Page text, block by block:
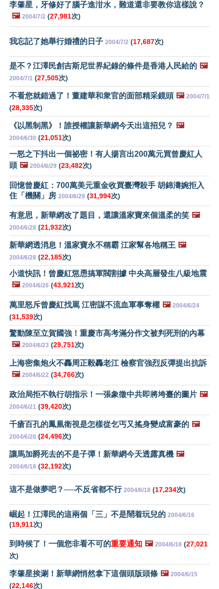
李肇星，牙修好了腦子進泔水，難道還非要教你這樣說？
🖼️ 2004/7/2 (27,981次)
我忘記了她舉行婚禮的日子 2004/7/2 (17,687次)
是不？江澤民創吉斯尼世界紀錄的條件是香港人民給的 🖼️
2004/7/1 (27,505次)
不看您就錯過了！董建華和衆官的面部精采鏡頭 🖼️ 2004/7/1
(28,335次)
《以黑制黑》！誰授權讓新華網今天出這招兒？ 🖼️
2004/6/30 (21,051次)
一怒之下抖出一個祕密！有人揚言出200萬元買曾慶紅人
頭 🖼️ 2004/6/29 (23,482次)
回憶曾慶紅：700萬美元重金收買臺灣殺手 胡錦濤婉拒入
住「機關」房 2004/6/29 (31,994次)
有意思，新華網改了題目，還讓溫家寶來個溫柔的笑 🖼️
2004/6/28 (21,932次)
新華網透消息！溫家寶永不稱霸 江家幫各地稱王 🖼️
2004/6/28 (22,185次)
小道快訊！曾慶紅慫恿搞軍閥割據 中央高層發生八級地震
🖼️ 2004/6/26 (43,921次)
萬里怒斥曾慶紅找罵 江密謀不流血軍事奪權 🖼️ 2004/6/24
(31,539次)
驚動陳至立賀國強！重慶市高考滿分作文被判死刑的內幕
🖼️ 2004/6/23 (29,751次)
上海密集炮火不轟周正毅轟老江 檢察官強烈反彈提出抗訴
🖼️ 2004/6/22 (34,766次)
政治局拒不執行胡指示！一張象徵中共即將垮臺的圖片 🖼️
2004/6/21 (39,420次)
千瘡百孔的鳳凰衛視是怎樣從乞丐又搖身變成富豪的 🖼️
2004/6/20 (24,496次)
讓馬加爵死去的不是子彈！新華網今天透露真機 🖼️
2004/6/18 (32,192次)
這不是做夢吧？──不反省都不行 2004/6/18 (17,234次)
崛起！江澤民的這兩個「三」不是鬧着玩兒的 2004/6/16
(19,911次)
到時候了！一個您非看不可的重要通知 🖼️ 2004/6/16 (27,021
次)
李肇星挨涮！新華網悄然拿下這個頭版頭條 🖼️ 2004/6/15
(22,146次)